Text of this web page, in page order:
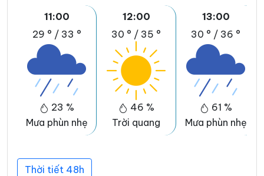
11:00
29 ° / 33 °
23 %
Mưa phùn nhẹ
12:00
30 ° / 35 °
46 %
Trời quang
13:00
30 ° / 36 °
61 %
Mưa phùn nhẹ
Thời tiết 48h